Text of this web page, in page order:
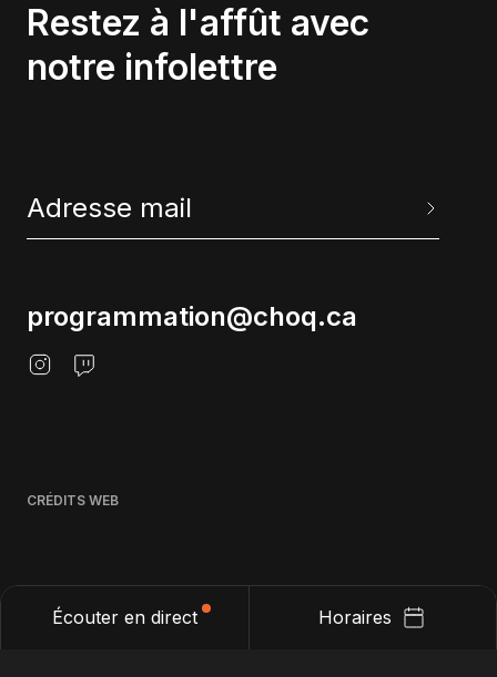
Écouter en direct Horaires
Restez à l'affût avec
notre infolettre
programmation@choq.ca
CRÉDITS WEB